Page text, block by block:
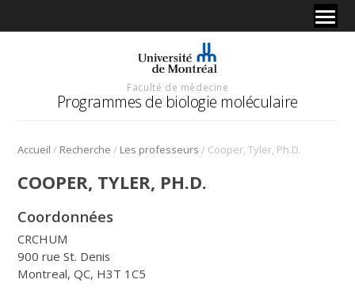
Faculté de médecine
Programmes de biologie moléculaire
Accueil / Recherche / Les professeurs / Cooper, Tyler, Ph.D.
COOPER, TYLER, PH.D.
Coordonnées
CRCHUM
900 rue St. Denis
Montreal, QC, H3T 1C5